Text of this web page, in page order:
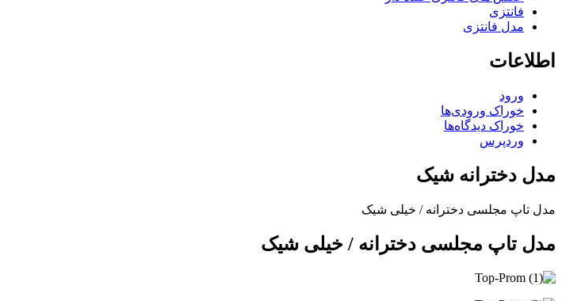
فانتزی
مدل فانتزی
اطلاعات
ورود
خوراک ورودی‌ها
خوراک دیدگاه‌ها
وردپرس
مدل دخترانه شیک
مدل تاپ مجلسی دخترانه / خیلی شیک
مدل تاپ مجلسی دخترانه / خیلی شیک